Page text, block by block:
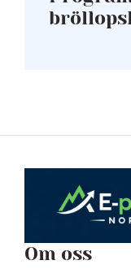
Om oss